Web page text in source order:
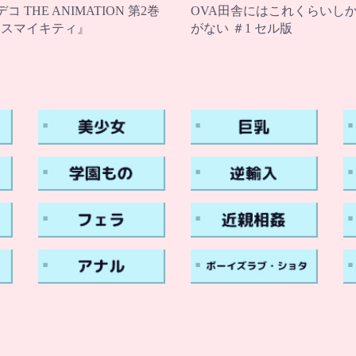
コ THE ANIMATION 第2巻
マイキティ』
OVA田舎にはこれくらいし
がない ＃1 セル版